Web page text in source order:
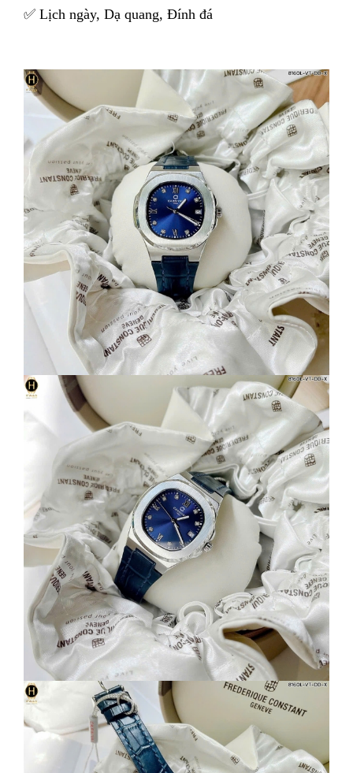
✅ Lịch ngày, Dạ quang, Đính đá